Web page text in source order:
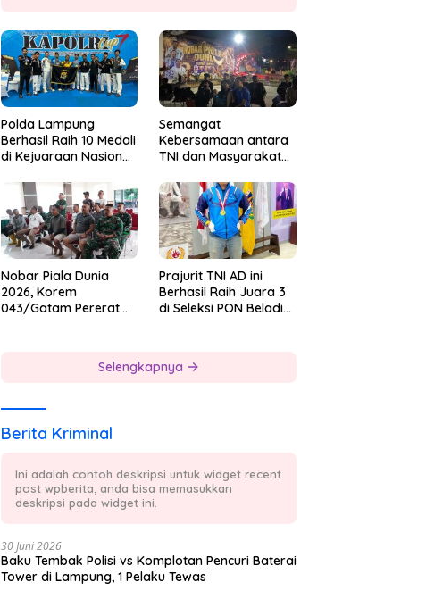
Polda Lampung
Berhasil Raih 10 Medali
di Kejuaraan Nasional
Cup 7
Semangat
Kebersamaan antara
TNI dan Masyarakat
Nobar Piala Dunia
2026, Korem
043/Gatam Pererat
Prajurit TNI AD ini
Berhasil Raih Juara 3
di Seleksi PON Beladiri
Selengkapnya
Berita Kriminal
Ini adalah contoh deskripsi untuk widget recent
post wpberita, anda bisa memasukkan
deskripsi pada widget ini.
30 Juni 2026
Baku Tembak Polisi vs Komplotan Pencuri Baterai
Tower di Lampung, 1 Pelaku Tewas